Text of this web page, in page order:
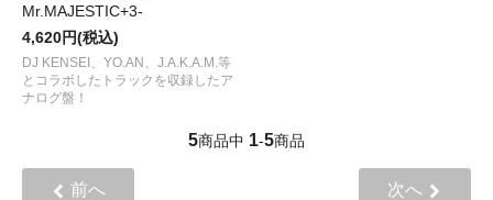
Mr.MAJESTIC+3-
4,620円(税込)
DJ KENSEI、YO.AN、J.A.K.A.M.等
とコラボしたトラックを収録したア
ナログ盤！
5商品中 1-5商品
前へ 次へ